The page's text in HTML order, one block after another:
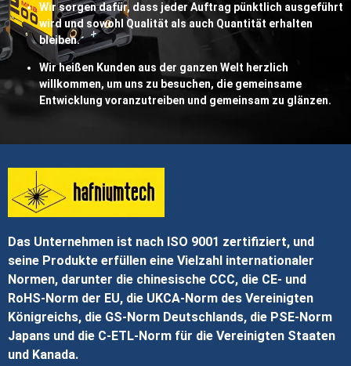
Wir sorgen dafür, dass jeder Auftrag pünktlich ausgeführt
wird und sowohl Qualität als auch Quantität erhalten
bleiben.
Wir heißen Kunden aus der ganzen Welt herzlich
willkommen, um uns zu besuchen, die gemeinsame
Entwicklung voranzutreiben und gemeinsam zu glänzen.
Das Unternehmen ist nach ISO 9001 zertifiziert, und
seine Produkte erfüllen eine Vielzahl internationaler
Normen, darunter die chinesische CCC, die CE- und
RoHS-Norm der EU, die UKCA-Norm des Vereinigten
Königreichs, die GS-Norm Deutschlands, die PSE-Norm
Japans und die C-ETL-Norm für die Vereinigten Staaten
und Kanada.